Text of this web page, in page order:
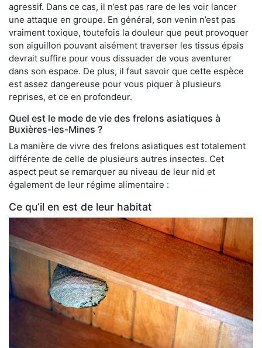
agressif. Dans ce cas, il n’est pas rare de les voir lancer
une attaque en groupe. En général, son venin n’est pas
vraiment toxique, toutefois la douleur que peut provoquer
son aiguillon pouvant aisément traverser les tissus épais
devrait suffire pour vous dissuader de vous aventurer
dans son espace. De plus, il faut savoir que cette espèce
est assez dangereuse pour vous piquer à plusieurs
reprises, et ce en profondeur.
Quel est le mode de vie des frelons asiatiques à
Buxières-les-Mines ?
La manière de vivre des frelons asiatiques est totalement
différente de celle de plusieurs autres insectes. Cet
aspect peut se remarquer au niveau de leur nid et
également de leur régime alimentaire :
Ce qu’il en est de leur habitat